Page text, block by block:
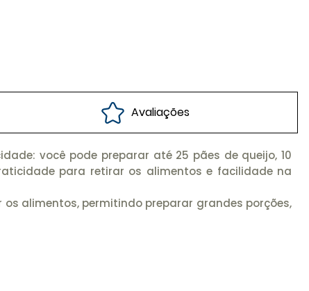
Avaliações
você pode preparar até 25 pães de queijo, 10
para retirar os alimentos e facilidade na
os alimentos, permitindo preparar grandes porções,